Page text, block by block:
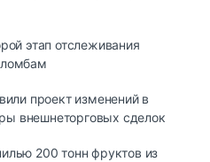
этап отслеживания
проект изменений в
внешнеторговых сделок
200 тонн фруктов из